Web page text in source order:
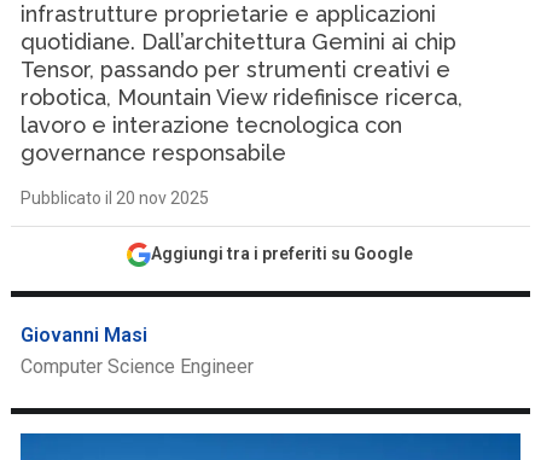
infrastrutture proprietarie e applicazioni
quotidiane. Dall’architettura Gemini ai chip
Tensor, passando per strumenti creativi e
robotica, Mountain View ridefinisce ricerca,
lavoro e interazione tecnologica con
governance responsabile
Pubblicato il 20 nov 2025
Aggiungi tra i preferiti su Google
Giovanni Masi
Computer Science Engineer